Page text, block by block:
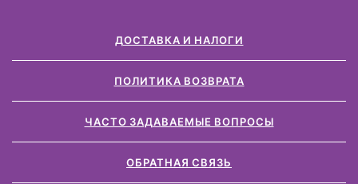
ДОСТАВКА И НАЛОГИ
ПОЛИТИКА ВОЗВРАТА
ЧАСТО ЗАДАВАЕМЫЕ ВОПРОСЫ
ОБРАТНАЯ СВЯЗЬ